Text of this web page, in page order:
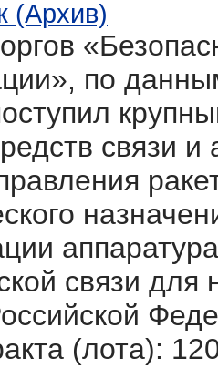
(Архив)
по
связи
связи
(лота):